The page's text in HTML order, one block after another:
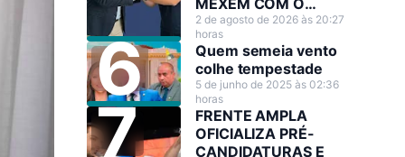
MEXEM COM O
CENÁRIO POLÍTICO
2 de agosto de 2026 às 20:27
horas
Quem semeia vento
colhe tempestade
5 de junho de 2025 às 02:36
horas
FRENTE AMPLA
OFICIALIZA PRÉ-
CANDIDATURAS E